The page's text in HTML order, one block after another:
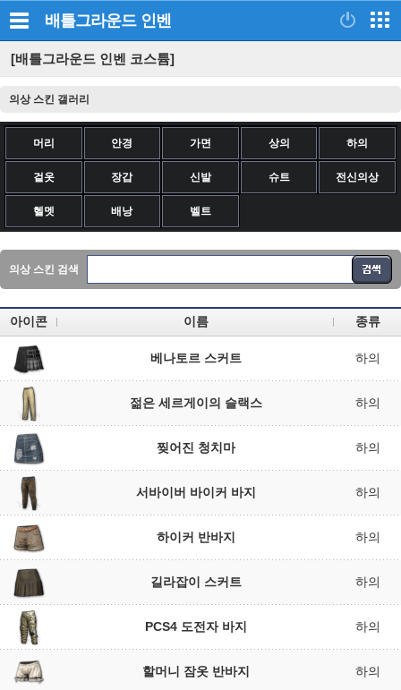
배틀그라운드 인벤
[배틀그라운드 인벤 코스튬]
의상 스킨 갤러리
머리 안경 가면 상의 하의
겉옷 장갑 신발 슈트 전신의상
헬멧 배낭 벨트
의상 스킨 검색
아이콘 이름 종류
베나토르 스커트 하의
젊은 세르게이의 슬랙스 하의
찢어진 청치마 하의
서바이버 바이커 바지 하의
하이커 반바지 하의
길라잡이 스커트 하의
PCS4 도전자 바지 하의
할머니 잠옷 반바지 하의